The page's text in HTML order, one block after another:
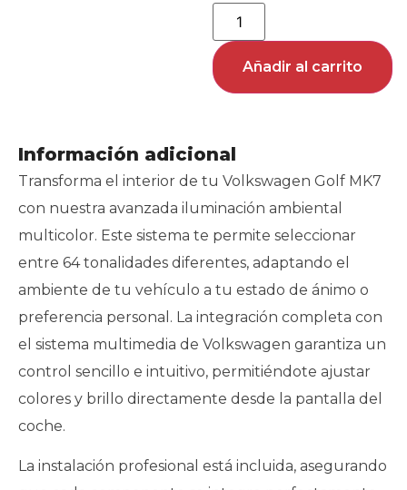
Añadir al carrito
Información adicional
Transforma el interior de tu Volkswagen Golf MK7
con nuestra avanzada iluminación ambiental
multicolor. Este sistema te permite seleccionar
entre 64 tonalidades diferentes, adaptando el
ambiente de tu vehículo a tu estado de ánimo o
preferencia personal. La integración completa con
el sistema multimedia de Volkswagen garantiza un
control sencillo e intuitivo, permitiéndote ajustar
colores y brillo directamente desde la pantalla del
coche.
La instalación profesional está incluida, asegurando